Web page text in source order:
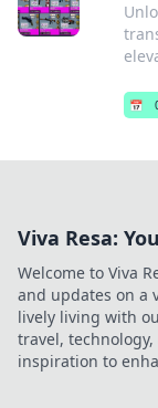
📅
Viva Resa:
Welcome to Viva
and updates on a
lively living with
travel,
inspiration to